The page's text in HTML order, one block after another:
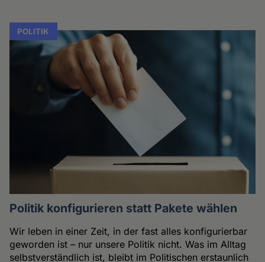
POLITIK
Politik konfigurieren statt Pakete wählen
Wir leben in einer Zeit, in der fast alles konfigurierbar
geworden ist – nur unsere Politik nicht. Was im Alltag
selbstverständlich ist, bleibt im Politischen erstaunlich